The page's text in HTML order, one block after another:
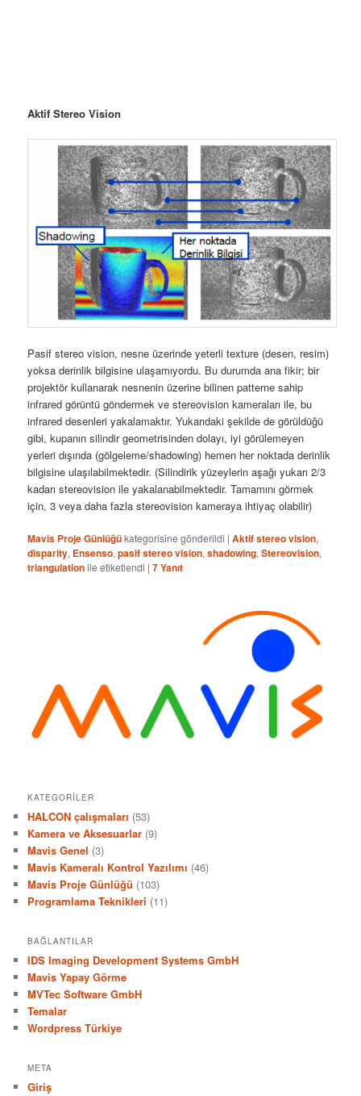
Aktif Stereo Vision
Pasif stereo vision, nesne üzerinde yeterli texture (desen, resim)
yoksa derinlik bilgisine ulaşamıyordu. Bu durumda ana fikir; bir
projektör kullanarak nesnenin üzerine bilinen patterne sahip
infrared görüntü göndermek ve stereovision kameraları ile, bu
infrared desenleri yakalamaktır. Yukarıdaki şekilde de görüldüğü
gibi, kupanın silindir geometrisinden dolayı, iyi görülemeyen
yerleri dışında (gölgeleme/shadowing) hemen her noktada derinlik
bilgisine ulaşılabilmektedir. (Silindirik yüzeylerin aşağı yukarı 2/3
kadarı stereovision ile yakalanabilmektedir. Tamamını görmek
için, 3 veya daha fazla stereovision kameraya ihtiyaç olabilir)
Mavis Proje Günlüğükategorisine gönderildi |Aktif stereo vision,
disparity, Ensenso,pasif stereo vision,shadowing,Stereovision,
triangulationile etiketlendi |7Yanıt
KATEGORILER
HALCON çalışmaları (53)
Kamera ve Aksesuarlar (9)
Mavis Genel (3)
Mavis Kameralı Kontrol Yazılımı (46)
Mavis Proje Günlüğü (103)
Programlama Teknikleri (11)
BAĞLANTILAR
IDS Imaging Development Systems GmbH
Mavis Yapay Görme
MVTec Software GmbH
Temalar
Wordpress Türkiye
META
Giriş